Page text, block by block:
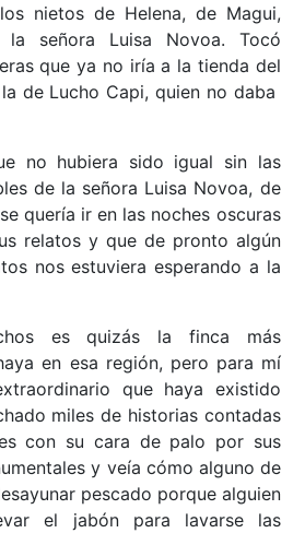
nietos de Helena, de Magui,
señora Luisa Novoa. Tocó
que ya no iría a la tienda del
de Lucho Capi, quien no daba
no hubiera sido igual sin las
de la señora Luisa Novoa, de
quería ir en las noches oscuras
relatos y que de pronto algún
nos estuviera esperando a la
es quizás la finca más
en esa región, pero para mí
que haya existido
miles de historias contadas
con su cara de palo por sus
y veía cómo alguno de
pescado porque alguien
el jabón para lavarse las